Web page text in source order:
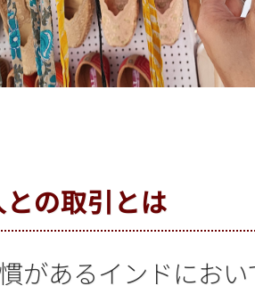
の取引とは
があるインドにお